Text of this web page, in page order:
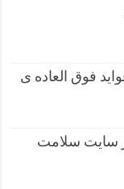
فوق العاده ی
سایت سلامت